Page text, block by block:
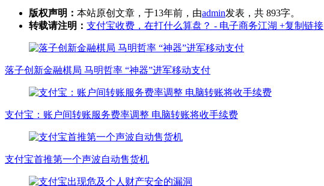
版权声明： 本站原创文章，于13年前，由admin发表，共 893字。
转载请注明： 支付宝收费，在打什么算盘？ - 电子商务江湖 +复制链接
落子创新金融棋局 马明哲率 “神器”进军移动支付
支付宝：账户间转账服务费率调整 电脑转账将收手续费
支付宝首推第一个声波自动售货机